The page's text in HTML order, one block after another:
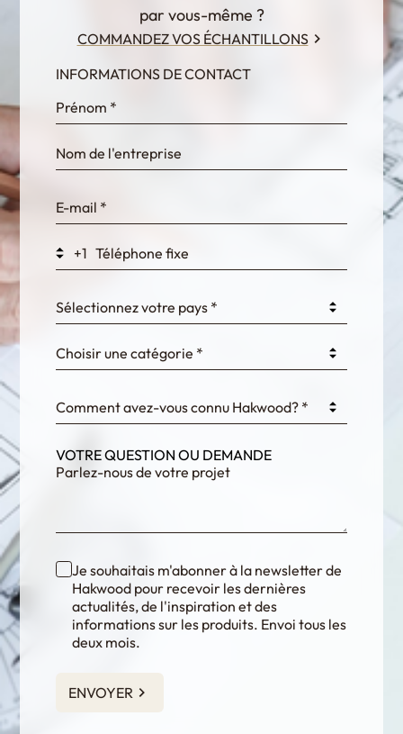
par vous-même ?
COMMANDEZ VOS ÉCHANTILLONS
InternalFormDataPassing
bn1q0rrvUn2bmwl
WEK7sP7DXp5OiEV
fKG333tDPmDdJm8
INFORMATIONS DE CONTACT
+1
Sélectionnez votre pays *
Choisir une catégorie *
Comment avez-vous connu Hakwood? *
VOTRE QUESTION OU DEMANDE
Je souhaitais m'abonner à la newsletter de
Hakwood pour recevoir les dernières
actualités, de l'inspiration et des
informations sur les produits. Envoi tous les
deux mois.
ENVOYER